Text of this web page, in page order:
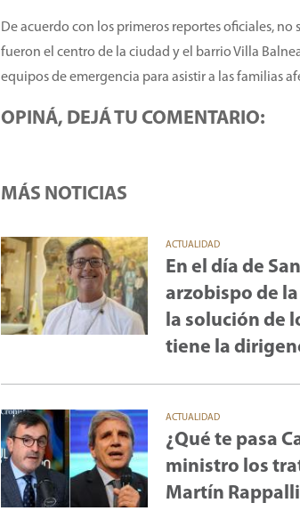
De acuerdo con los primeros reportes oficiales,
fueron el centro de la ciudad y el barrio Villa
equipos de emergencia para asistir a las familias
OPINÁ, DEJÁ TU COMENTARIO:
MÁS NOTICIAS
ACTUALIDAD
En el día de
arzobispo de
la solución de
tiene la
ACTUALIDAD
¿Qué te pasa
ministro los
Martín